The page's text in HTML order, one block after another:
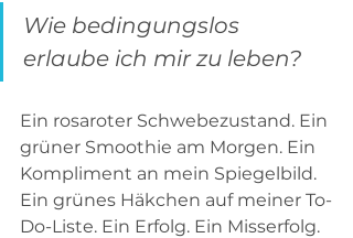
Wie bedingungslos
erlaube ich mir zu leben?
Ein rosaroter Schwebezustand. Ein
grüner Smoothie am Morgen. Ein
Kompliment an mein Spiegelbild.
Ein grünes Häkchen auf meiner To-
Do-Liste. Ein Erfolg. Ein Misserfolg.